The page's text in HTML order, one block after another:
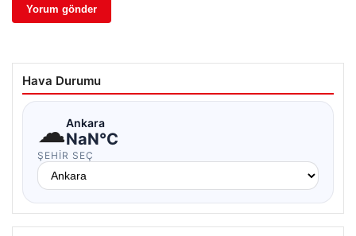
Hava Durumu
☁Ankara
NaN°C
ŞEHIR SEÇ